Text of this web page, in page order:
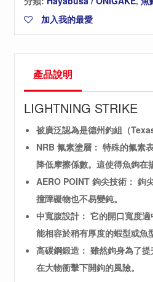
加入我的最愛
產品說明
LIGHTNING STRIKE
被廣泛認為是德州釣組（
NRB 氟素塗層： 特殊的氟素
降低摩擦係數。這使得魚鉤在
AERO POINT 鉤尖技術： 鉤
撞障礙物也不易變鈍。
中寬腹設計： 它的開口寬度
能相容於稍有厚度的蝦型或魚
高碳鋼鍛造： 雖然鉤身為了
在大物衝擊下開鉤的風險。